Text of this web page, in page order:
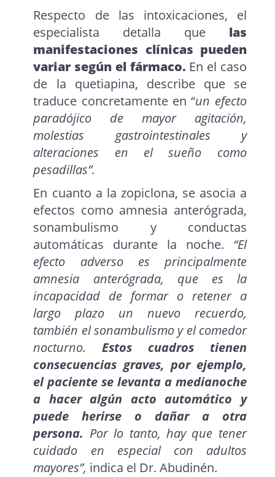
Respecto de las intoxicaciones, el
especialista detalla que las
manifestaciones clínicas pueden
variar según el fármaco. En el caso
de la quetiapina, describe que se
traduce concretamente en “un efecto
paradójico de mayor agitación,
molestias gastrointestinales y
alteraciones en el sueño como
pesadillas”.
En cuanto a la zopiclona, se asocia a
efectos como amnesia anterógrada,
sonambulismo y conductas
automáticas durante la noche. “El
efecto adverso es principalmente
amnesia anterógrada, que es la
incapacidad de formar o retener a
largo plazo un nuevo recuerdo,
también el sonambulismo y el comedor
nocturno.Estos cuadros tienen
consecuencias graves, por ejemplo,
el paciente se levanta a medianoche
a hacer algún acto automático y
puede herirse o dañar a otra
persona. Por lo tanto, hay que tener
cuidado en especial con adultos
mayores”, indica el Dr. Abudinén.